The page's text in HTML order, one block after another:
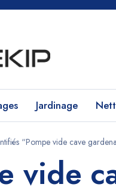
Jardinage
“Pompe vide cave
vide